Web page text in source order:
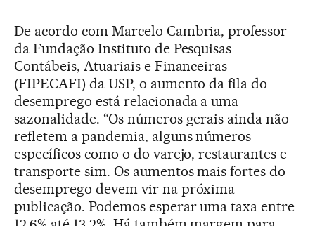
De acordo com Marcelo Cambria, professor
da Fundação Instituto de Pesquisas
Contábeis, Atuariais e Financeiras
(FIPECAFI) da USP, o aumento da fila do
desemprego está relacionada a uma
sazonalidade. “Os números gerais ainda não
refletem a pandemia, alguns números
específicos como o do varejo, restaurantes e
transporte sim. Os aumentos mais fortes do
desemprego devem vir na próxima
publicação. Podemos esperar uma taxa entre